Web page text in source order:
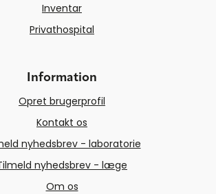
Inventar
Privathospital
Information
Opret brugerprofil
Kontakt os
nyhedsbrev - laboratorie
nyhedsbrev - læge
Om os